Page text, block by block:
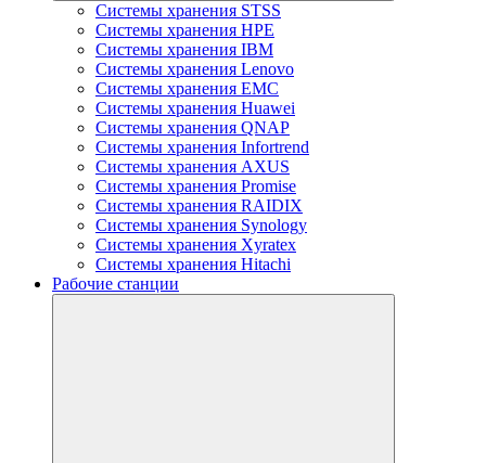
Системы хранения STSS
Системы хранения HPE
Системы хранения IBM
Системы хранения Lenovo
Системы хранения EMC
Системы хранения Huawei
Системы хранения QNAP
Системы хранения Infortrend
Системы хранения AXUS
Системы хранения Promise
Системы хранения RAIDIX
Системы хранения Synology
Системы хранения Xyratex
Системы хранения Hitachi
Рабочие станции